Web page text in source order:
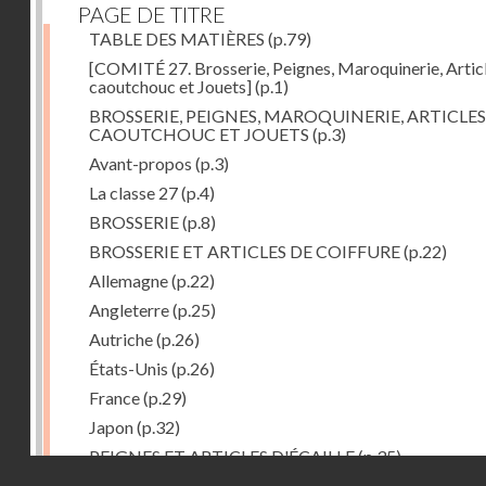
PAGE DE TITRE
TABLE DES MATIÈRES (p.79)
[COMITÉ 27. Brosserie, Peignes, Maroquinerie,
caoutchouc et Jouets](p.1)
BROSSERIE, PEIGNES, MAROQUINERIE,
CAOUTCHOUC ET JOUETS (p.3)
Avant-propos (p.3)
La classe 27(p.4)
BROSSERIE(p.8)
BROSSERIE ET ARTICLES DE COIFFURE(p.22)
Allemagne(p.22)
Angleterre(p.25)
Autriche(p.26)
États-Unis (p.26)
France(p.29)
Japon(p.32)
PEIGNES ET ARTICLES D'ÉCAILLE(p.35)